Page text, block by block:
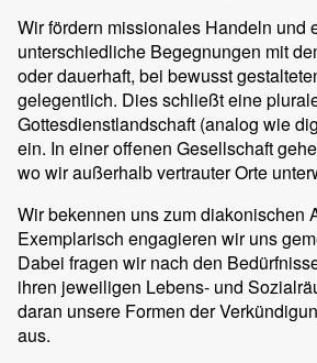
Wir fördern missionales Handeln und
unterschiedliche Begegnungen mit
oder dauerhaft, bei bewusst
gelegentlich. Dies schließt eine
Gottesdienstlandschaft (analog wie
ein. In einer offenen Gesellschaft
wo wir außerhalb vertrauter Orte
Wir bekennen uns zum diakonischen
Exemplarisch engagieren wir uns
Dabei fragen wir nach den
ihren jeweiligen Lebens- und
daran unsere Formen der
aus.